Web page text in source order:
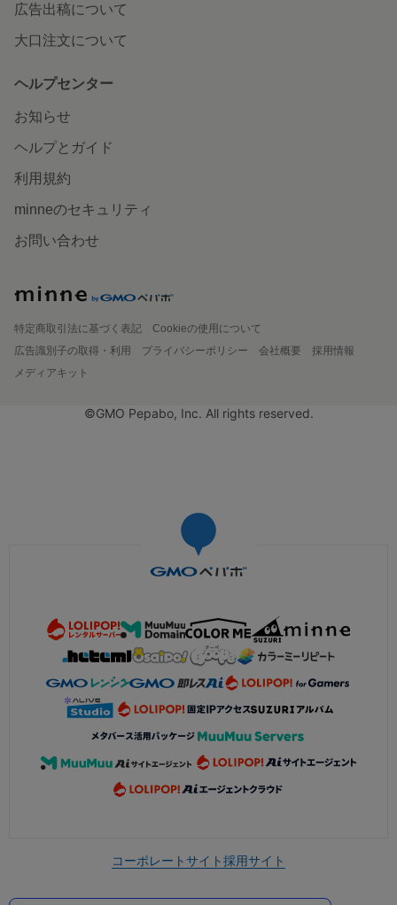
広告出稿について
大口注文について
ヘルプセンター
お知らせ
ヘルプとガイド
利用規約
minneのセキュリティ
お問い合わせ
特定商取引法に基づく表記
Cookieの使用について
広告識別子の取得・利用
プライバシーポリシー 会社概要
採用情報
メディアキット
©GMO Pepabo, Inc. All rights reserved.
コーポレートサイト採用サイト